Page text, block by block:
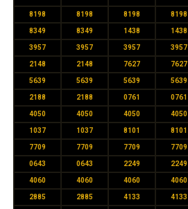
8198 8198 8198 8198
8349 8349 1438 1438
3957 3957 3957 3957
2148 2148 7627 7627
5639 5639 5639 5639
2188 2188 0761 0761
4050 4050 4050 4050
1037 1037 8101 8101
7709 7709 7709 7709
0643 0643 2249 2249
4060 4060 4060 4060
2885 2885 4133 4133